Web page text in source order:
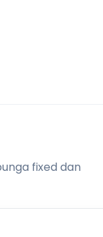
fixed dan